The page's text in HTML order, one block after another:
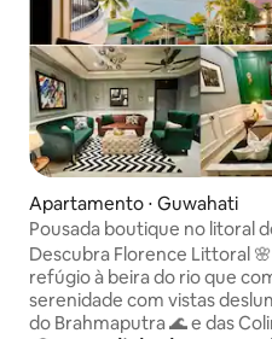
Apartamento ⋅ Guwahati
Pousada boutique no litoral
Descubra Florence Littoral
refúgio à beira do rio que
serenidade com vistas
do Brahmaputra 🌊 e das